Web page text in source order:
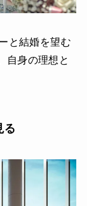
と結婚を望む
自身の理想と
る